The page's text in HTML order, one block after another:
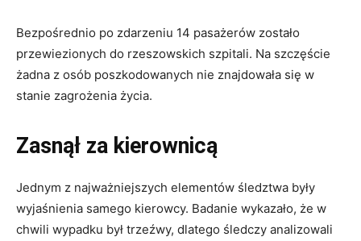
Bezpośrednio po zdarzeniu 14 pasażerów zostało
przewiezionych do rzeszowskich szpitali. Na szczęście
żadna z osób poszkodowanych nie znajdowała się w
stanie zagrożenia życia.
Zasnął za kierownicą
Jednym z najważniejszych elementów śledztwa były
wyjaśnienia samego kierowcy. Badanie wykazało, że w
chwili wypadku był trzeźwy, dlatego śledczy analizowali